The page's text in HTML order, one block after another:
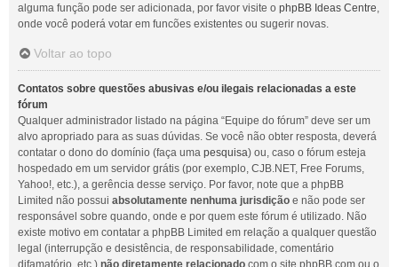
alguma função pode ser adicionada, por favor visite o phpBB Ideas Centre,
onde você poderá votar em funcões existentes ou sugerir novas.
Voltar ao topo
Contatos sobre questões abusivas e/ou ilegais relacionadas a este
fórum
Qualquer administrador listado na página “Equipe do fórum” deve ser um
alvo apropriado para as suas dúvidas. Se você não obter resposta, deverá
contatar o dono do domínio (faça uma pesquisa) ou, caso o fórum esteja
hospedado em um servidor grátis (por exemplo, CJB.NET, Free Forums,
Yahoo!, etc.), a gerência desse serviço. Por favor, note que a phpBB
Limited não possui absolutamente nenhuma jurisdição e não pode ser
responsável sobre quando, onde e por quem este fórum é utilizado. Não
existe motivo em contatar a phpBB Limited em relação a qualquer questão
legal (interrupção e desistência, de responsabilidade, comentário
difamatório, etc.) não diretamente relacionado com o site phpBB.com ou o